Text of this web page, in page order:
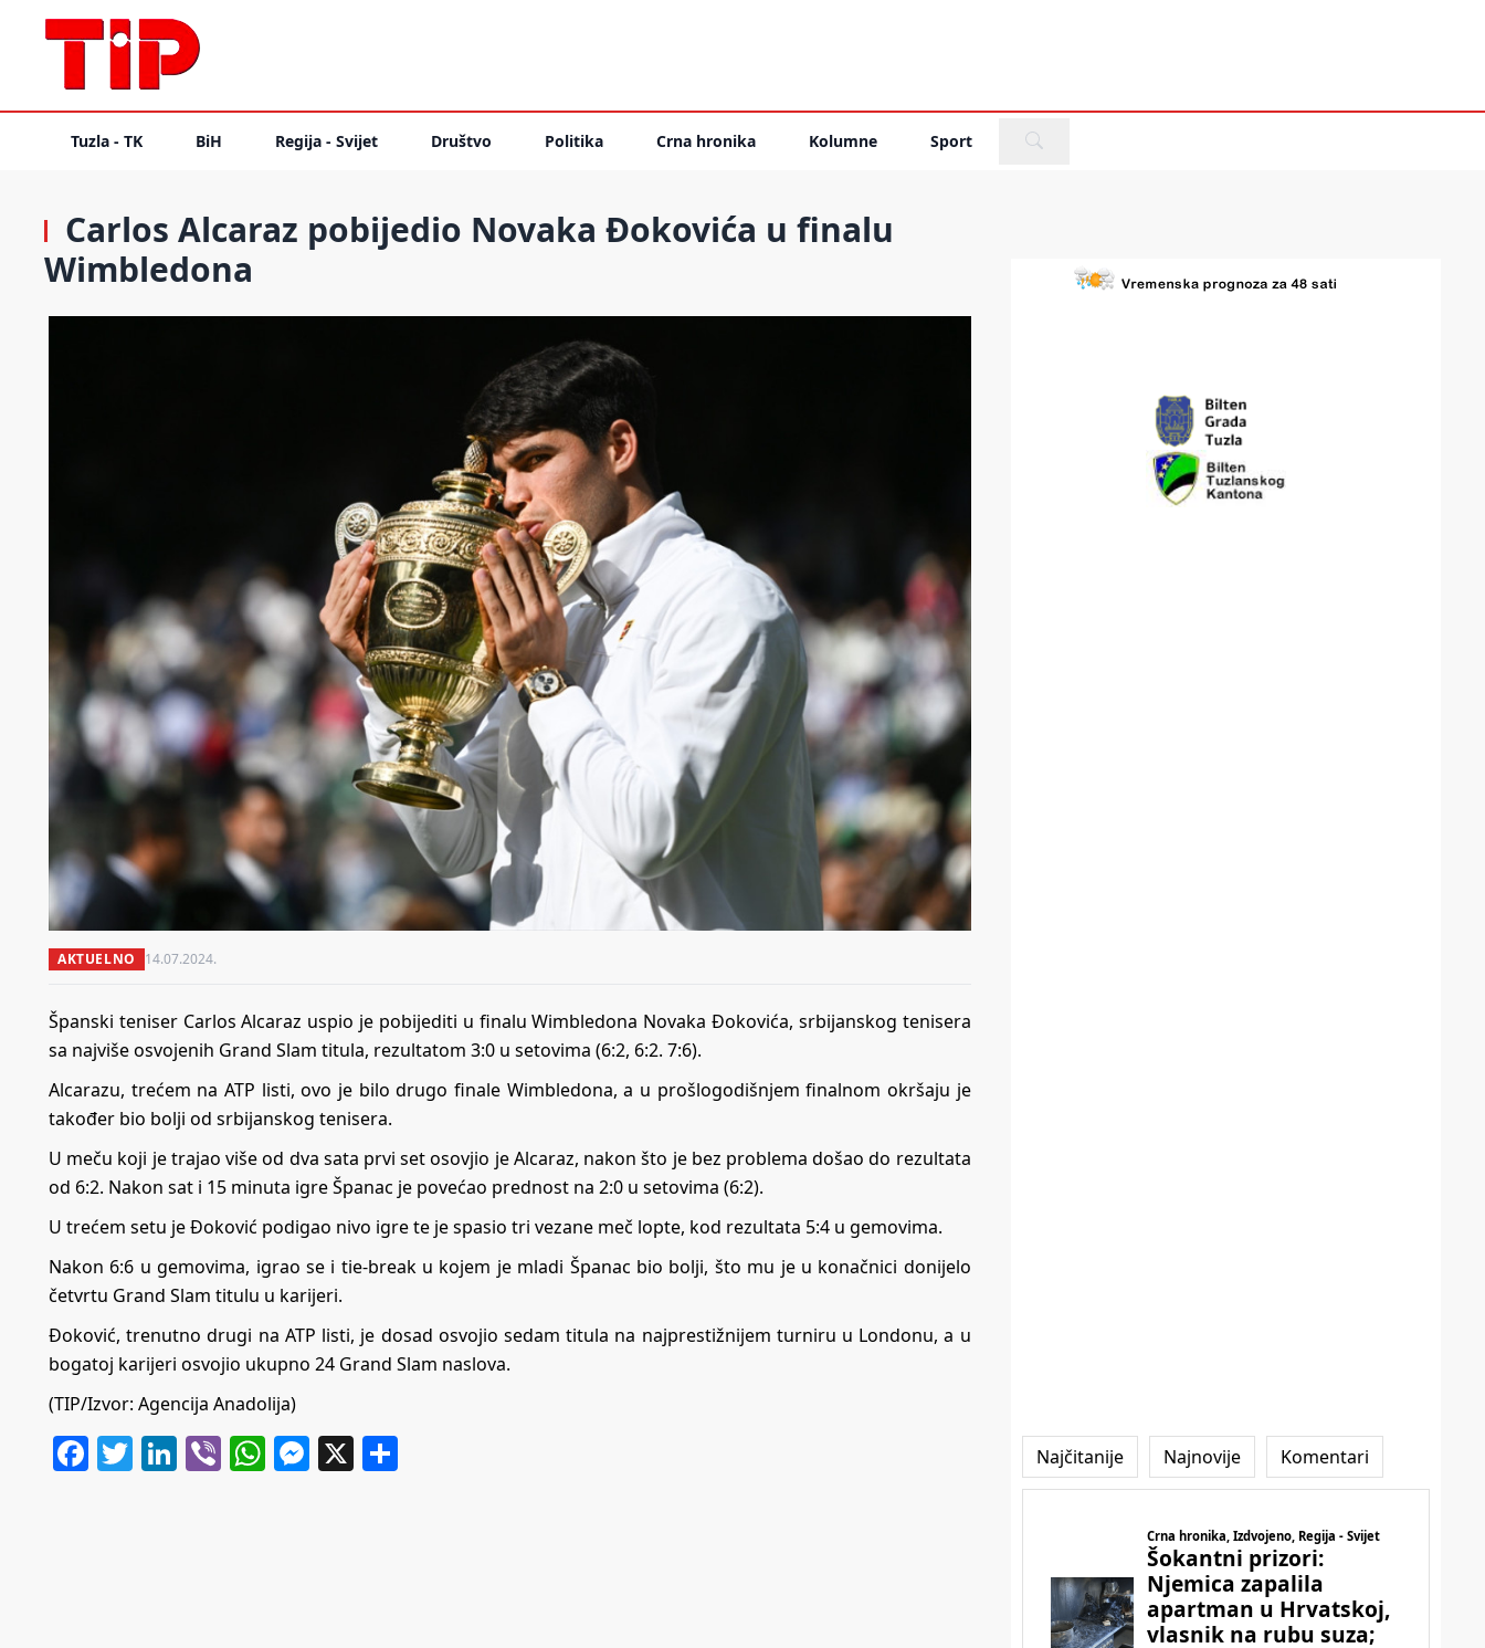
Tuzla - TK BiH Regija - Svijet Društvo Politika Crna hronika Kolumne Sport
Carlos Alcaraz pobijedio Novaka Đokovića u finalu
Wimbledona
AKTUELNO 14.07.2024.
Španski teniser Carlos Alcaraz uspio je pobijediti u finalu Wimbledona Novaka Đokovića, srbijanskog tenisera
sa najviše osvojenih Grand Slam titula, rezultatom 3:0 u setovima (6:2, 6:2. 7:6).
Alcarazu, trećem na ATP listi, ovo je bilo drugo finale Wimbledona, a u prošlogodišnjem finalnom okršaju je
također bio bolji od srbijanskog tenisera.
U meču koji je trajao više od dva sata prvi set osovjio je Alcaraz, nakon što je bez problema došao do rezultata
od 6:2. Nakon sat i 15 minuta igre Španac je povećao prednost na 2:0 u setovima (6:2).
U trećem setu je Đoković podigao nivo igre te je spasio tri vezane meč lopte, kod rezultata 5:4 u gemovima.
Nakon 6:6 u gemovima, igrao se i tie-break u kojem je mladi Španac bio bolji, što mu je u konačnici donijelo
četvrtu Grand Slam titulu u karijeri.
Đoković, trenutno drugi na ATP listi, je dosad osvojio sedam titula na najprestižnijem turniru u Londonu, a u
bogatoj karijeri osvojio ukupno 24 Grand Slam naslova.
(TIP/Izvor: Agencija Anadolija)
Facebook
Twitter
LinkedIn
ViberWhatsApp
Messenger
X Najčitanije Najnovije Komentari